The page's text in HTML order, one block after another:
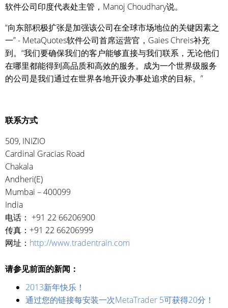
软件公司印度代表处主管，Manoj Choudhary说。
“向东部积极扩张是加强该公司在全球市场地位的关键因素之
一” - MetaQuotes软件公司首席运营官，Gaies Chreis补充
到。“我们要确保我们的客户能够直接与我们联系，无论他们
在哪里都能得到高品质和高效的服务。成为一个世界级服务
的公司是我们通过在世界各地开设办事处追求的目标。”
联系方式
509, INIZIO
Cardinal Gracias Road
Chakala
Andheri(E)
Mumbai – 400099
India
电话： +91 22 66206900
传真：+91 22 66206999
网址： http://www.tradentrain.com
请参见前面的新闻：
2013新年快乐！
通过您的链接每安装一次MetaTrader 5可获得20分！